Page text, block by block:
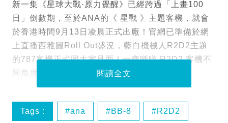
新一集《星球大戰·原力覺醒》已經跨過「上畫100
日」倒數期，至於ANA的《 星戰 》主題客機，就會
於香港時間9月13日凌晨正式出廠！官網已準備於網
上直播西雅圖Roll Out盛況，藍白機械人R2D2主題
的787客機正式同大家見面！一齊睇睇 R2D2 客機不
同角度的靚樣先：
閱讀全文
Tags : ana BB-8 R2D2